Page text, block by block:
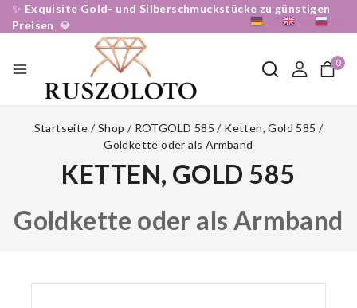
✨ Exquisite Gold- und Silberschmuckstücke zu günstigen
Preisen 💎
0
Startseite / Shop / ROTGOLD 585 / Ketten, Gold 585 /
Goldkette oder als Armband
KETTEN, GOLD 585
Goldkette oder als Armband